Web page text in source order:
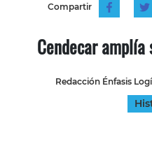
Compartir
Cendecar
Redacción Énfasis